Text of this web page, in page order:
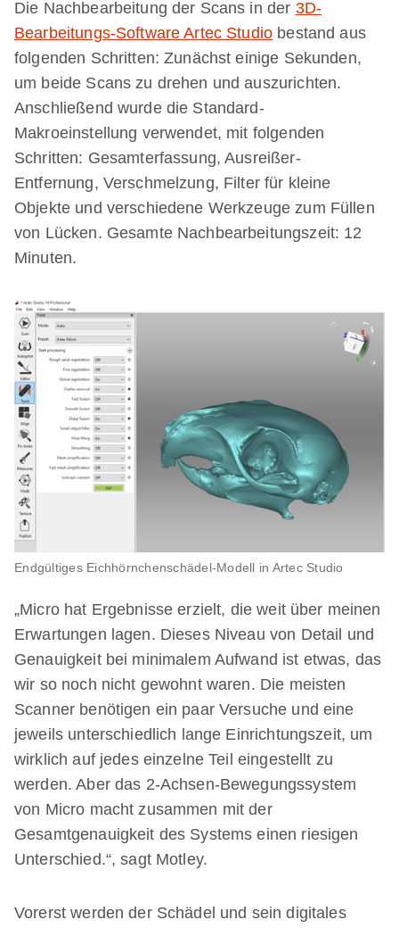
Die Nachbearbeitung der Scans in der 3D-
Bearbeitungs-Software Artec Studio bestand aus
folgenden Schritten: Zunächst einige Sekunden,
um beide Scans zu drehen und auszurichten.
Anschließend wurde die Standard-
Makroeinstellung verwendet, mit folgenden
Schritten: Gesamterfassung, Ausreißer-
Entfernung, Verschmelzung, Filter für kleine
Objekte und verschiedene Werkzeuge zum Füllen
von Lücken. Gesamte Nachbearbeitungszeit: 12
Minuten.
Endgültiges Eichhörnchenschädel-Modell in Artec Studio
„Micro hat Ergebnisse erzielt, die weit über meinen
Erwartungen lagen. Dieses Niveau von Detail und
Genauigkeit bei minimalem Aufwand ist etwas, das
wir so noch nicht gewohnt waren. Die meisten
Scanner benötigen ein paar Versuche und eine
jeweils unterschiedlich lange Einrichtungszeit, um
wirklich auf jedes einzelne Teil eingestellt zu
werden. Aber das 2-Achsen-Bewegungssystem
von Micro macht zusammen mit der
Gesamtgenauigkeit des Systems einen riesigen
Unterschied.“, sagt Motley.
Vorerst werden der Schädel und sein digitales